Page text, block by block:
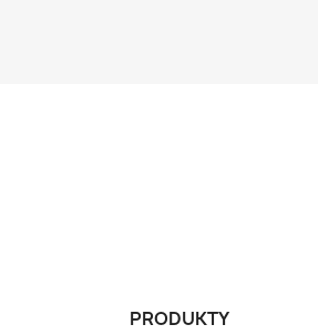
PRODUKTY